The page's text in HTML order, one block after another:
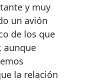
y muy
un avión
de los que
aunque
la relación